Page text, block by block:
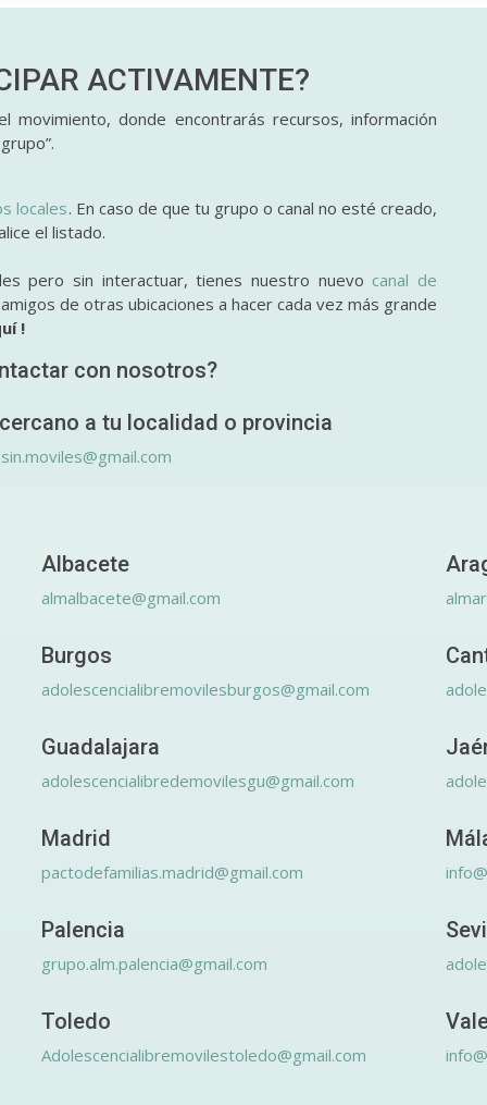
ACTIVAMENTE?
donde encontrarás recursos, información
locales. En caso de que tu grupo o canal no esté creado,
el listado.
pero sin interactuar, tienes nuestro nuevo canal de
de otras ubicaciones a hacer cada vez más grande
!
con nosotros?
a tu localidad o provincia
Albacete
almalbacete@gmail.com
Burgos
adolescencialibremovilesburgos@gmail.com
Guadalajara
adolescencialibredemovilesgu@gmail.com
Madrid
pactodefamilias.madrid@gmail.com
Palencia
grupo.alm.palencia@gmail.com
Toledo
Adolescencialibremovilestoledo@gmail.com